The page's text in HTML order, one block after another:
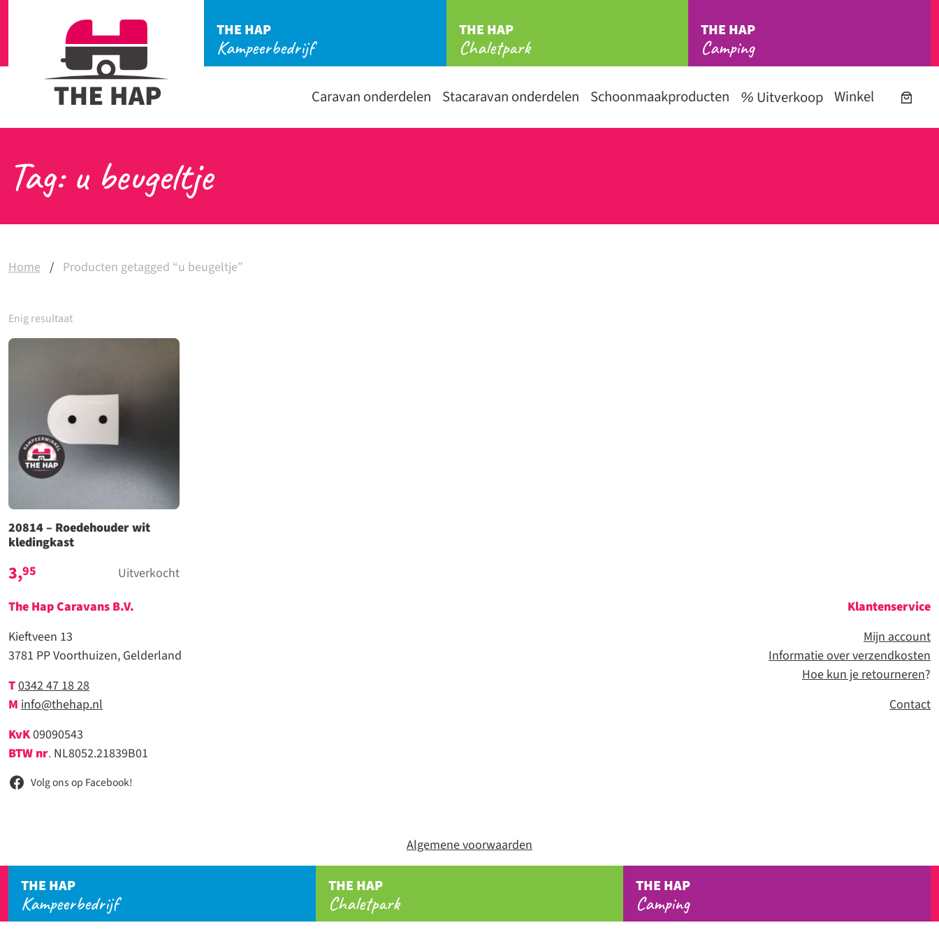
THE HAP
Kampeerbedrijf
THE HAP
Chaletpark
THE HAP
Camping
Caravan onderdelen Stacaravan onderdelen Schoonmaakproducten Uitverkoop Winkel
Tag: u beugeltje
Home / Producten getagged “u beugeltje”
Enig resultaat
20814 – Roedehouder wit
kledingkast
3,95
Uitverkocht
The Hap Caravans B.V.
Kieftveen 13
3781 PP Voorthuizen, Gelderland
T0342 47 18 28
M info@thehap.nl
KvK09090543
BTW nr. NL8052.21839B01
Volg ons op Facebook!
Klantenservice
Mijn account
Informatie over verzendkosten
Hoe kun je retourneren?
Contact
Algemene voorwaarden
THE HAP
Kampeerbedrijf
THE HAP
Chaletpark
THE HAP
Camping